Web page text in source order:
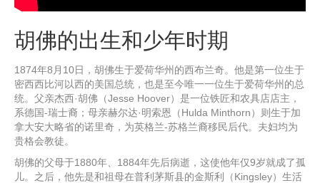
胡佛的出生和少年时期
1874年8月10日，胡佛生于爱荷华州的西布兰奇。他是第一位生于
密西西比河以西的美国总统，也是至今唯一一位生于爱荷华州的总
统。父亲杰西·胡佛（Jesse Hoover）是一位铁匠和农具店店主，
系德国-瑞士裔；母亲赫尔达·明索恩（Hulda Minthorn）则生于加
拿大安大略省的诺里奇，为英格兰-苏格兰裔移民后代。夫妇均为
贵格会教徒。
胡佛的父母于1880年、1884年先后病逝，这使他年仅9岁就成了孤
儿。之后，他先是和祖母在普利茅斯县的金斯利（Kingsley）生活